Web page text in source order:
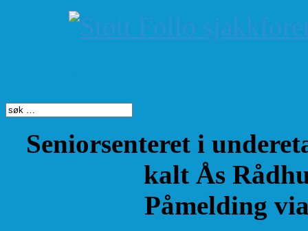
Seniorsenteret i
kalt Ås
Påmelding